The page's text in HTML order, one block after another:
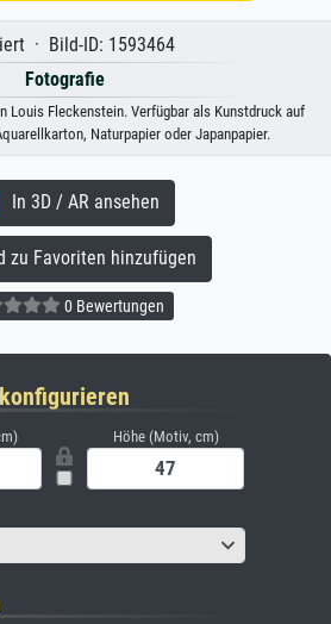
· Bild-ID: 1593464
Fotografie
Louis Fleckenstein. Verfügbar als Kunstdruck auf
Naturpapier oder Japanpapier.
In 3D / AR ansehen
Favoriten hinzufügen
0 Bewertungen
Höhe (Motiv, cm)